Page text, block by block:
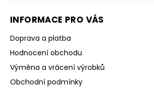
INFORMACE PRO VÁS
Doprava a platba
Hodnocení obchodu
Výměna a vrácení výrobků
Obchodní podmínky